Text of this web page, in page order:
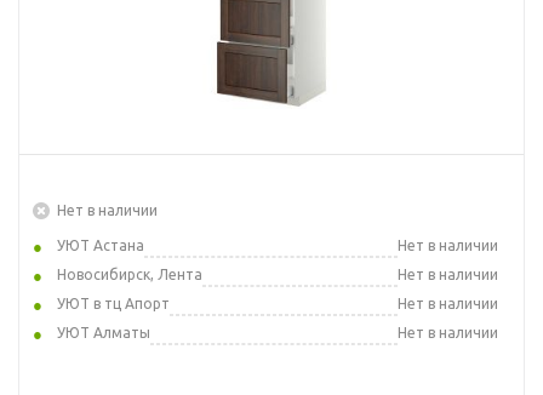
Нет в наличии
УЮТ Астана
Нет в наличии
Новосибирск, Лента
Нет в наличии
УЮТ в тц Апорт
Нет в наличии
УЮТ Алматы
Нет в наличии